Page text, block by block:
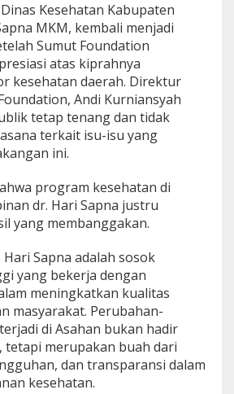
o
u
n
a
t
i
o
n
M
i
t
a
P
u
l
i
k
T
a
k
P
e
r
Kesehatan Kabupaten
MKM, kembali menjadi
Sumut Foundation
atas kiprahnya
kesehatan daerah. Direktur
Andi Kurniansyah
tetap tenang dan tidak
terkait isu-isu yang
ini.
program kesehatan di
dr. Hari Sapna justru
yang membanggakan.
Sapna adalah sosok
yang bekerja dengan
meningkatkan kualitas
masyarakat. Perubahan-
di Asahan bukan hadir
tetapi merupakan buah dari
dan transparansi dalam
kesehatan.